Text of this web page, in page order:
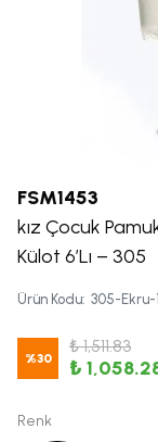
FSM1453
kız Çocuk
Külot 6’Lı – 305
Ürün Kodu: 305-Ekru-
%30
₺ 1,511.83
₺
Renk